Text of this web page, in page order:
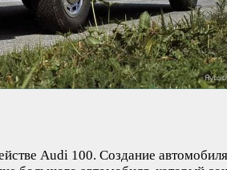
Audi 100. Создание